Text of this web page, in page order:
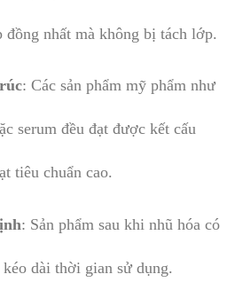
đồng nhất mà không bị tách lớp.
: Các sản phẩm mỹ phẩm như
serum đều đạt được kết cấu
tiêu chuẩn cao.
: Sản phẩm sau khi nhũ hóa có
dài thời gian sử dụng.